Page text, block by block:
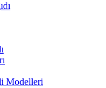
Modelleri